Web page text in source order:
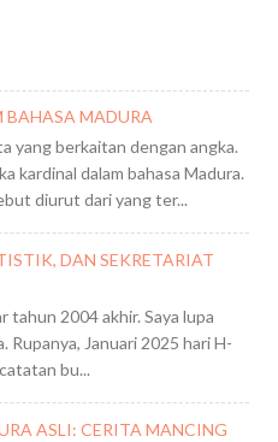
N
D
E
M
S
R
A
S
I
K
BAHASA MADURA
yang berkaitan dengan angka.
kardinal dalam bahasa Madura.
diurut dari yang ter...
DAN SEKRETARIAT
tahun 2004 akhir. Saya lupa
Rupanya, Januari 2025 hari H-
bu...
ASLI: CERITA MANCING